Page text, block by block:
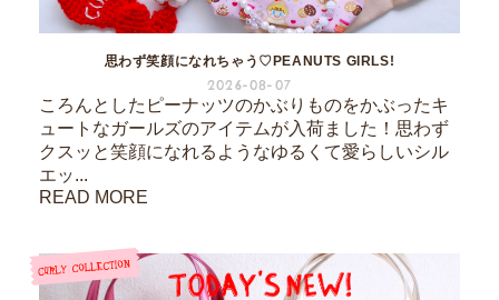
思わず笑顔になれちゃう♡PEANUTS GIRLS!
2026-08-07
ころんとしたピーナッツのかぶりものをかぶったキ
ュートなガールズのアイテムが入荷ました！思わず
クスッと笑顔になれるようなゆるくて愛らしいシル
エッ...
READ MORE